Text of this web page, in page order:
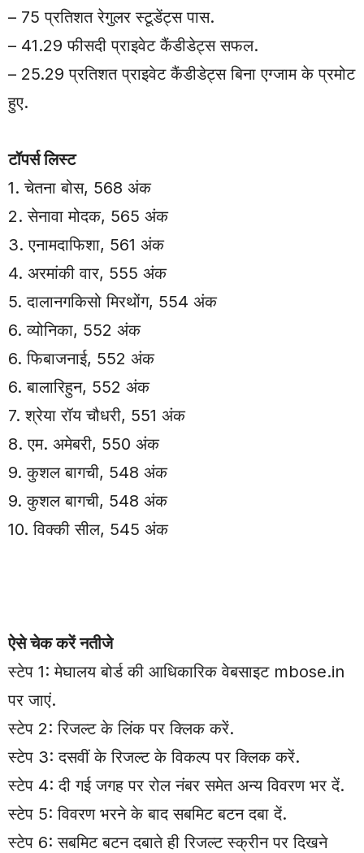
– 75 प्रतिशत रेगुलर स्टूडेंट्स पास.
– 41.29 फीसदी प्राइवेट कैंडीडेट्स सफल.
– 25.29 प्रतिशत प्राइवेट कैंडीडेट्स बिना एग्जाम के प्रमोट
हुए.
टॉपर्स लिस्ट
1. चेतना बोस, 568 अंक
2. सेनावा मोदक, 565 अंक
3. एनामदाफिशा, 561 अंक
4. अरमांकी वार, 555 अंक
5. दालानगकिसो मिरथोंग, 554 अंक
6. व्योनिका, 552 अंक
6. फिबाजनाई, 552 अंक
6. बालारिहुन, 552 अंक
7. श्रेया रॉय चौधरी, 551 अंक
8. एम. अमेबरी, 550 अंक
9. कुशल बागची, 548 अंक
9. कुशल बागची, 548 अंक
10. विक्की सील, 545 अंक
ऐसे चेक करें नतीजे
स्टेप 1: मेघालय बोर्ड की आधिकारिक वेबसाइट mbose.in
पर जाएं.
स्टेप 2: रिजल्ट के लिंक पर क्लिक करें.
स्टेप 3: दसवीं के रिजल्ट के विकल्प पर क्लिक करें.
स्टेप 4: दी गई जगह पर रोल नंबर समेत अन्य विवरण भर दें.
स्टेप 5: विवरण भरने के बाद सबमिट बटन दबा दें.
स्टेप 6: सबमिट बटन दबाते ही रिजल्ट स्क्रीन पर दिखने